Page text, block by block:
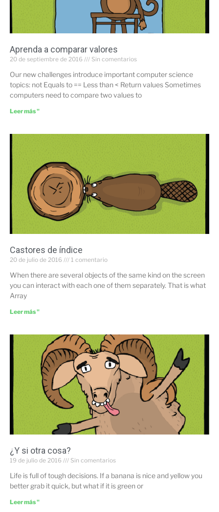
Aprenda a comparar valores
20 de septiembre de 2016 Sin comentarios
Our new challenges introduce important computer science
topics: not Equals to == Less than < Return values Sometimes
computers need to compare two values to
Leer más "
Castores de índice
20 de julio de 2016 1 comentario
When there are several objects of the same kind on the screen
you can interact with each one of them separately. That is what
Array
Leer más "
¿Y si otra cosa?
19 de julio de 2016 Sin comentarios
Life is full of tough decisions. If a banana is nice and yellow you
better grab it quick, but what if it is green or
Leer más "